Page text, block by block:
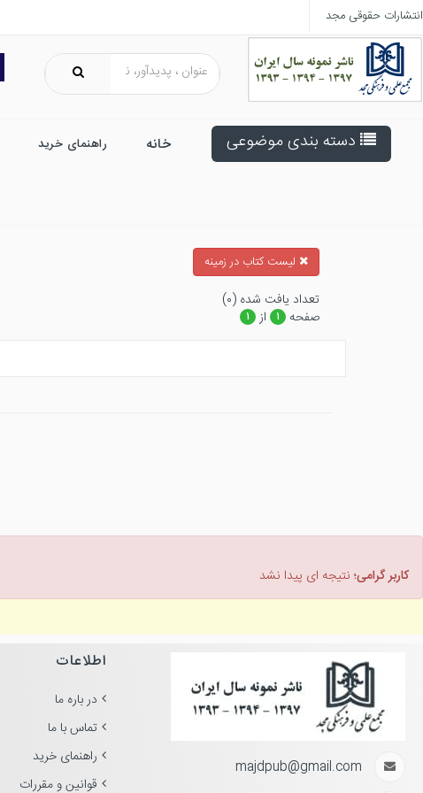
انتشارات حقوقی مجد
دسته بندی موضوعی خانه راهنمای خرید
ليست كتاب در زمينه
تعداد يافت شده (۰)
صفحه
۱ از ۱
کاربر گرامی؛ نتیجه ای پیدا نشد
majdpub@gmail.com
اطلاعات
در باره ما
تماس با ما
راهنمای خرید
قوانین و مقررات